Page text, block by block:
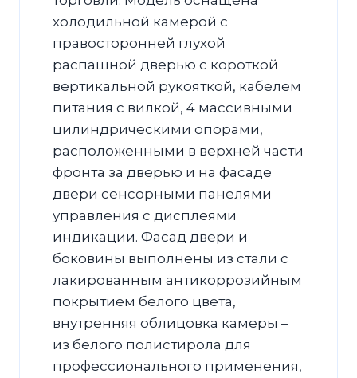
холодильной камерой c
правосторонней глухой
распашной дверью с короткой
вертикальной рукояткой, кабелем
питания с вилкой, 4 массивными
цилиндрическими опорами,
расположенными в верхней части
фронта за дверью и на фасаде
двери сенсорными панелями
управления с дисплеями
индикации. Фасад двери и
боковины выполнены из стали с
лакированным антикоррозийным
покрытием белого цвета,
внутренняя облицовка камеры –
из белого полистирола для
профессионального применения,